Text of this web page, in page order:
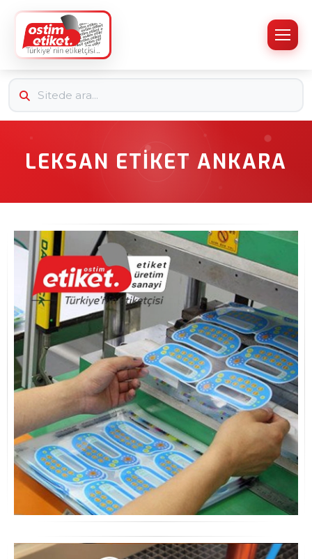
LEKSAN ETIKET ANKARA